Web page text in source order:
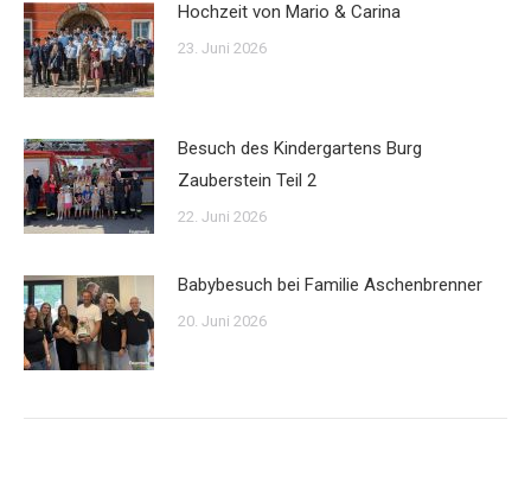
Hochzeit von Mario & Carina
23. Juni 2026
Besuch des Kindergartens Burg
Zauberstein Teil 2
22. Juni 2026
Babybesuch bei Familie Aschenbrenner
20. Juni 2026